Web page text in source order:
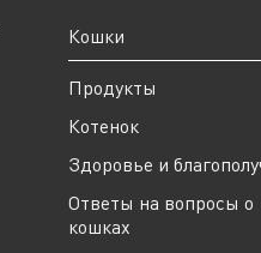
Кошки
Продукты
Котенок
Здоровье и
Ответы на вопросы о
кошках